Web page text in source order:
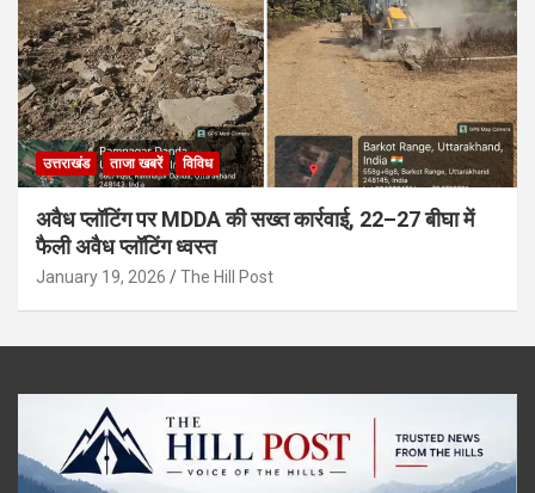
उत्तराखंड ताजा खबरें विविध
अवैध प्लॉटिंग पर MDDA की सख्त कार्रवाई, 22–27 बीघा में
फैली अवैध प्लॉटिंग ध्वस्त
January 19, 2026 The Hill Post